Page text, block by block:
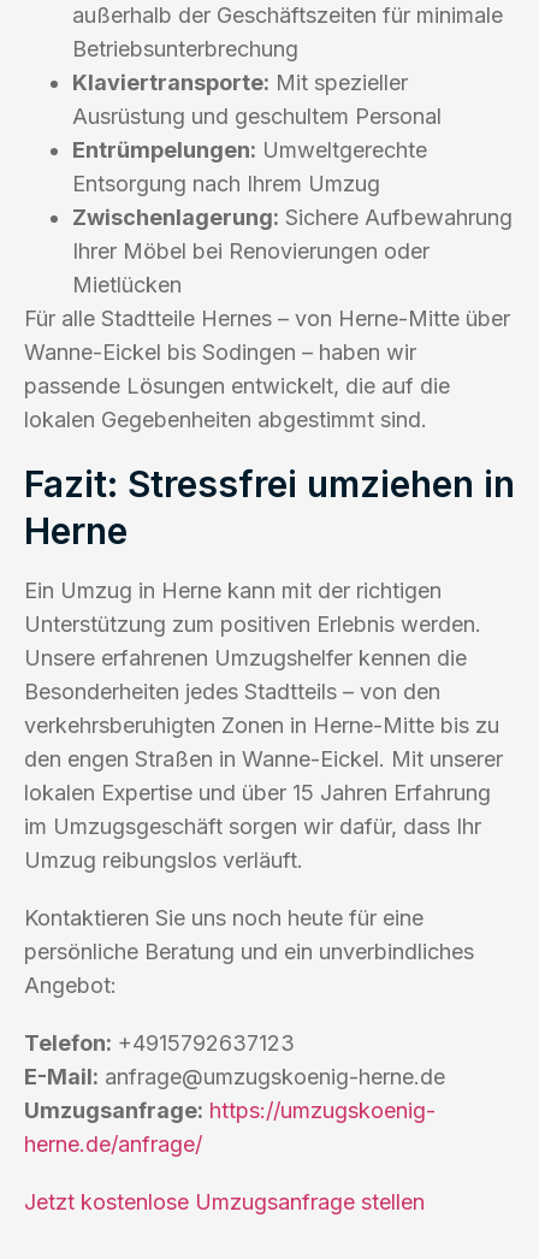
außerhalb der Geschäftszeiten für minimale
Betriebsunterbrechung
Klaviertransporte: Mit spezieller
Ausrüstung und geschultem Personal
Entrümpelungen: Umweltgerechte
Entsorgung nach Ihrem Umzug
Zwischenlagerung: Sichere Aufbewahrung
Ihrer Möbel bei Renovierungen oder
Mietlücken
Für alle Stadtteile Hernes – von Herne-Mitte über
Wanne-Eickel bis Sodingen – haben wir
passende Lösungen entwickelt, die auf die
lokalen Gegebenheiten abgestimmt sind.
Fazit: Stressfrei umziehen in
Herne
Ein Umzug in Herne kann mit der richtigen
Unterstützung zum positiven Erlebnis werden.
Unsere erfahrenen Umzugshelfer kennen die
Besonderheiten jedes Stadtteils – von den
verkehrsberuhigten Zonen in Herne-Mitte bis zu
den engen Straßen in Wanne-Eickel. Mit unserer
lokalen Expertise und über 15 Jahren Erfahrung
im Umzugsgeschäft sorgen wir dafür, dass Ihr
Umzug reibungslos verläuft.
Kontaktieren Sie uns noch heute für eine
persönliche Beratung und ein unverbindliches
Angebot:
Telefon: +4915792637123
E-Mail: anfrage@umzugskoenig-herne.de
Umzugsanfrage: https://umzugskoenig-
herne.de/anfrage/
Jetzt kostenlose Umzugsanfrage stellen